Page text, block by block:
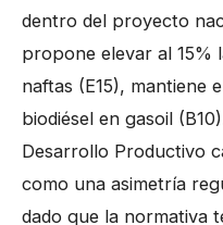
dentro del proyecto
propone elevar al 15%
naftas (E15), mantiene
biodiésel en gasoil
Desarrollo Productivo
como una asimetría
dado que la normativa